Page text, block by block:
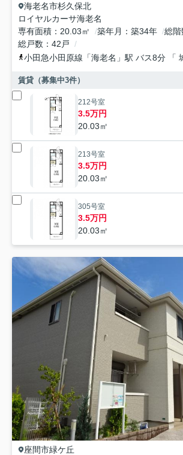
海老名市杉久保北
ロイヤルカーサ海老名
専有面積
20.03㎡ 築年月 築34年 総階
総戸数
42戸
小田急小田原線 「海老名 」駅 バス8分 「
賃貸（募集中3件）
212号室
3.5万円
20.03㎡
213号室
3.5万円
20.03㎡
305号室
3.5万円
20.03㎡
座間市緑ケ丘